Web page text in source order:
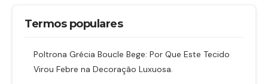
Termos populares
Poltrona Grécia Boucle Bege: Por Que Este Tecido
Virou Febre na Decoração Luxuosa.